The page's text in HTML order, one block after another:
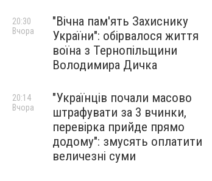
"Вічна пам'ять Захиснику
України": обірвалося життя
воїна з Тернопільщини
Володимира Дичка
20:30
Вчора
"Українців почали масово
штрафувати за 3 вчинки,
перевірка прийде прямо
додому": змусять оплатити
величезні суми
20:14
Вчора